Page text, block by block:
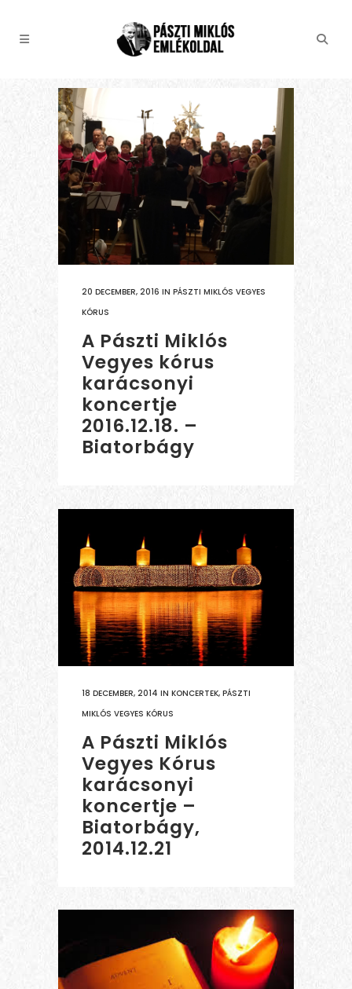
20 DECEMBER, 2016 IN PÁSZTI MIKLÓS VEGYES
KÓRUS
A Pászti Miklós
Vegyes kórus
karácsonyi
koncertje
2016.12.18. –
Biatorbágy
18 DECEMBER, 2014 IN KONCERTEK, PÁSZTI
MIKLÓS VEGYES KÓRUS
A Pászti Miklós
Vegyes Kórus
karácsonyi
koncertje –
Biatorbágy,
2014.12.21